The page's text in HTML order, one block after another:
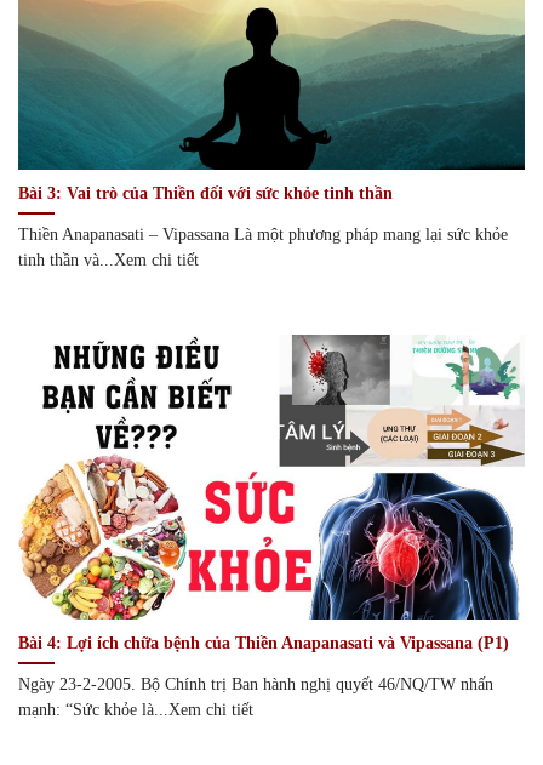
Bài 3: Vai trò của Thiền đối với sức khỏe tinh thần
Thiền Anapanasati – Vipassana Là một phương pháp mang lại sức khỏe
tinh thần và...Xem chi tiết
Bài 4: Lợi ích chữa bệnh của Thiền Anapanasati và Vipassana (P1)
Ngày 23-2-2005. Bộ Chính trị Ban hành nghị quyết 46/NQ/TW nhấn
mạnh: “Sức khỏe là...Xem chi tiết